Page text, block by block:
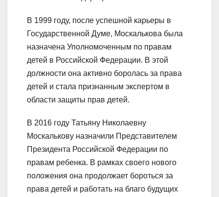
В 1999 году, после успешной карьеры в
Государственной Думе, Москалькова была
назначена Уполномоченным по правам
детей в Российской Федерации. В этой
должности она активно боролась за права
детей и стала признанным экспертом в
области защиты прав детей.
В 2016 году Татьяну Николаевну
Москалькову назначили Представителем
Президента Российской Федерации по
правам ребенка. В рамках своего нового
положения она продолжает бороться за
права детей и работать на благо будущих